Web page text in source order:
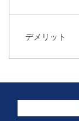
デメリット